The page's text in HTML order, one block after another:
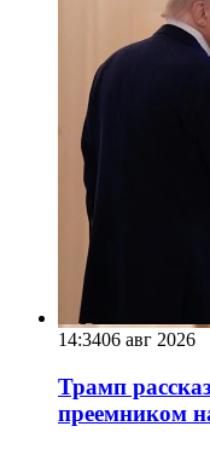
14:3406 авг 2026
Трамп
преемником